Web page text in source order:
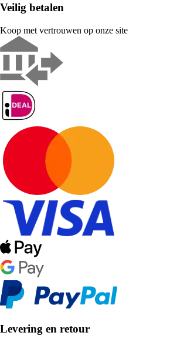
Veilig betalen
Koop met vertrouwen op onze site
Levering en retour